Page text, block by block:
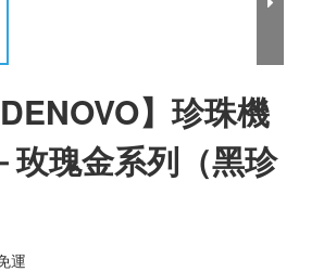
DENOVO】珍珠機
玫瑰金系列（黑珍
運